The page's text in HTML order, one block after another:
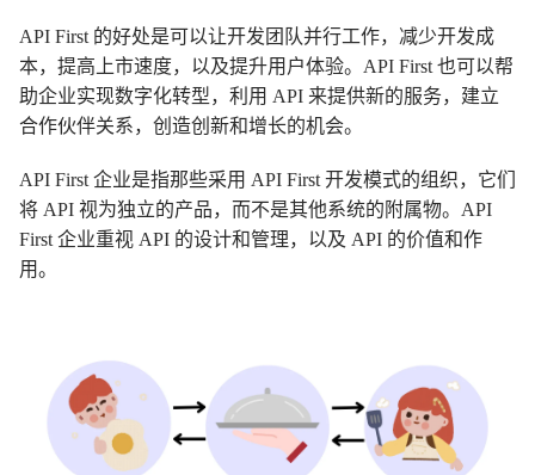
API First 的好处是可以让开发团队并行工作，减少开发成
本，提高上市速度，以及提升用户体验。API First 也可以帮
助企业实现数字化转型，利用 API 来提供新的服务，建立
合作伙伴关系，创造创新和增长的机会。
API First 企业是指那些采用 API First 开发模式的组织，它们
将 API 视为独立的产品，而不是其他系统的附属物。API
First 企业重视 API 的设计和管理，以及 API 的价值和作
用。